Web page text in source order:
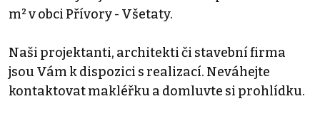
m² v obci Přívory - Všetaty.
Naši projektanti, architekti či stavební firma
jsou Vám k dispozici s realizací. Neváhejte
kontaktovat makléřku a domluvte si prohlídku.